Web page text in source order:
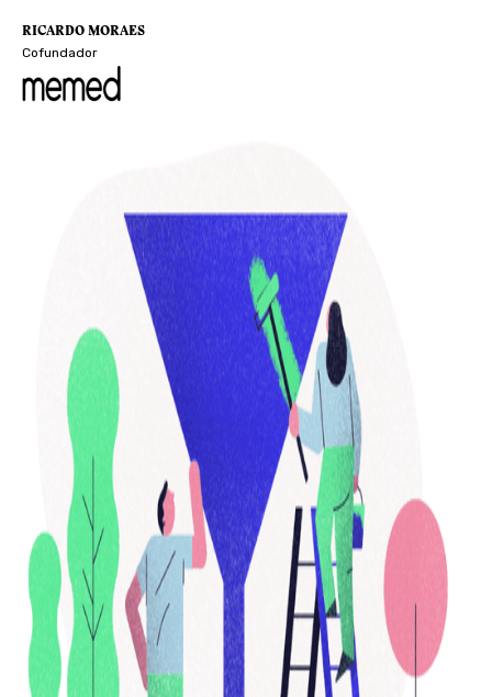
RICARDO MORAES
Cofundador